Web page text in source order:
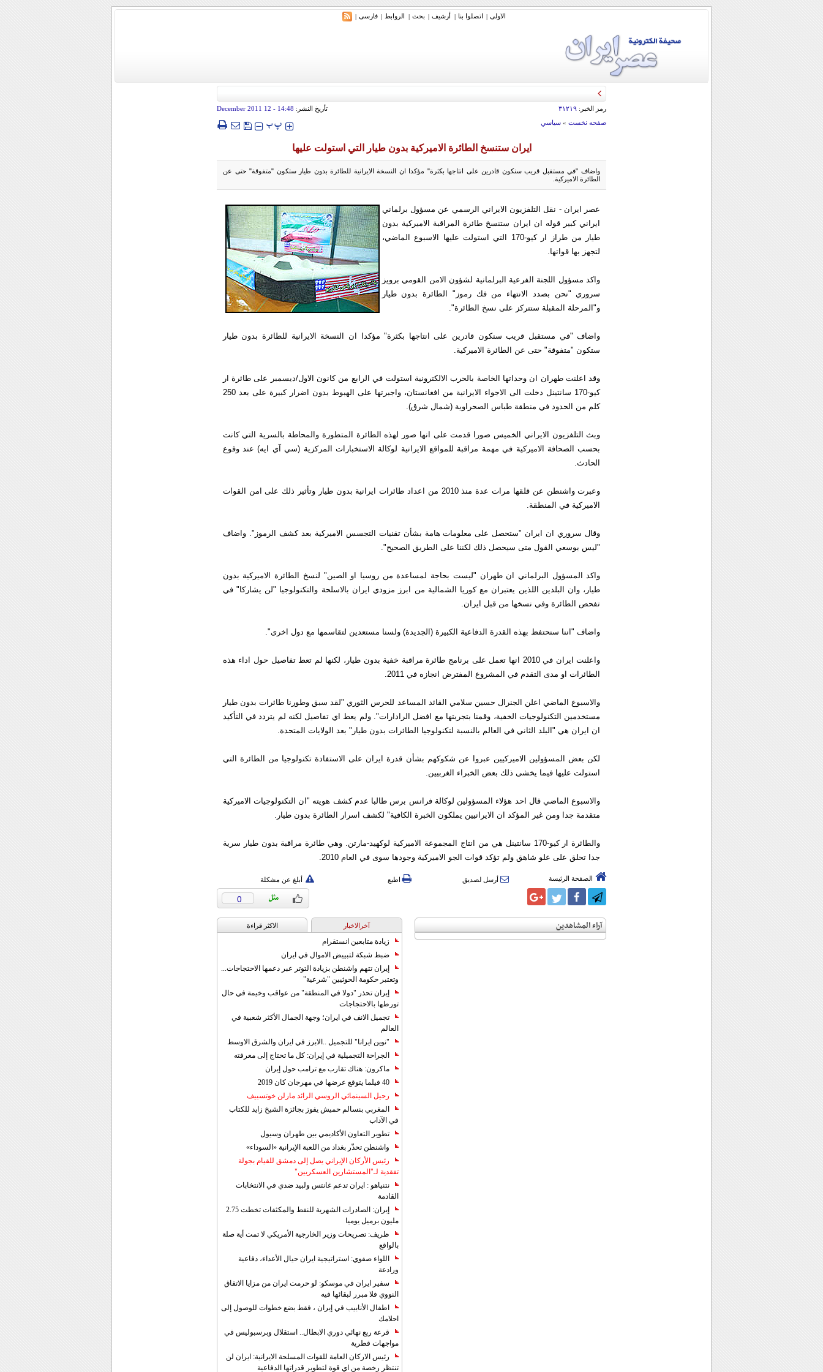
الاولی | اتصلوا بنا | أرشیف | بحث | الروابط | فارسی |
رمز الخبر: ۳۱۲۱۹ تأريخ النشر: 14:48
- 12 December 2011
صفحه نخست» سياسي ‍‍‍ پپ
ايران ستنسخ الطائرة الاميركية بدون طيار التي استولت عليها
واضاف "في مستقبل قريب سنكون قادرين على انتاجها بكثرة" مؤكدا ان النسخة الايرانية للطائرة بدون طيار ستكون "متفوقة" حتى عن
الطائرة الاميركية.
عصر ایران - نقل التلفزيون الايراني الرسمي عن مسؤول برلماني
ايراني كبير قوله ان ايران ستنسخ طائرة المراقبة الاميركية بدون
طيار من طراز ار كيو-170 التي استولت عليها الاسبوع الماضي،
لتجهز بها قواتها.
واكد مسؤول اللجنة الفرعية البرلمانية لشؤون الامن القومي برويز
سروري "نحن بصدد الانتهاء من فك رموز" الطائرة بدون طيار
و"المرحلة المقبلة ستتركز على نسخ الطائرة".
واضاف "في مستقبل قريب سنكون قادرين على انتاجها بكثرة" مؤكدا ان النسخة الايرانية للطائرة بدون طيار
ستكون "متفوقة" حتى عن الطائرة الاميركية.
وقد اعلنت طهران ان وحداتها الخاصة بالحرب الالكترونية استولت في الرابع من كانون الاول/ديسمبر على طائرة ار
كيو-170 سانتينل دخلت الى الاجواء الايرانية من افغانستان، واجبرتها على الهبوط بدون اضرار كبيرة على بعد 250
كلم من الحدود في منطقة طباس الصحراوية (شمال شرق).
وبث التلفزيون الايراني الخميس صورا قدمت على انها صور لهذه الطائرة المتطورة والمحاطة بالسرية التي كانت
بحسب الصحافة الاميركية في مهمة مراقبة للمواقع الايرانية لوكالة الاستخبارات المركزية (سي آي ايه) عند وقوع
الحادث.
وعبرت واشنطن عن قلقها مرات عدة منذ 2010 من اعداد طائرات ايرانية بدون طيار وتأثير ذلك على امن القوات
الاميركية في المنطقة.
وقال سروري ان ايران "ستحصل على معلومات هامة بشأن تقنيات التجسس الاميركية بعد كشف الرموز". واضاف
"ليس بوسعي القول متى سيحصل ذلك لكننا على الطريق الصحيح".
واكد المسؤول البرلماني ان طهران "ليست بحاجة لمساعدة من روسيا او الصين" لنسخ الطائرة الاميركية بدون
طيار، وان البلدين اللذين يعتبران مع كوريا الشمالية من ابرز مزودي ايران بالاسلحة والتكنولوجيا "لن يشاركا" في
تفحص الطائرة وفي نسخها من قبل ايران.
واضاف "اننا سنحتفظ بهذه القدرة الدفاعية الكبيرة (الجديدة) ولسنا مستعدين لتقاسمها مع دول اخرى".
واعلنت ايران في 2010 انها تعمل على برنامج طائرة مراقبة خفية بدون طيار، لكنها لم تعط تفاصيل حول اداء هذه
الطائرات او مدى التقدم في المشروع المفترض انجازه في 2011.
والاسبوع الماضي اعلن الجنرال حسين سلامي القائد المساعد للحرس الثوري "لقد سبق وطورنا طائرات بدون طيار
مستخدمين التكنولوجيات الخفية، وقمنا بتجربتها مع افضل الرادارات". ولم يعط اي تفاصيل لكنه لم يتردد في التأكيد
ان ايران هي "البلد الثاني في العالم بالنسبة لتكنولوجيا الطائرات بدون طيار" بعد الولايات المتحدة.
لكن بعض المسؤولين الاميركيين عبروا عن شكوكهم بشأن قدرة ايران على الاستفادة تكنولوجيا من الطائرة التي
استولت عليها فيما يخشى ذلك بعض الخبراء الغربيين.
والاسبوع الماضي قال احد هؤلاء المسؤولين لوكالة فرانس برس طالبا عدم كشف هويته "ان التكنولوجيات الاميركية
متقدمة جدا ومن غير المؤكد ان الايرانيين يملكون الخبرة الكافية" لكشف اسرار الطائرة بدون طيار.
والطائرة ار كيو-170 سانتينل هي من انتاج المجموعة الاميركية لوكهيد-مارتن. وهي طائرة مراقبة بدون طيار سرية
جدا تحلق على علو شاهق ولم تؤكد قوات الجو الاميركية وجودها سوى في العام 2010.
الصفحة الرئيسة أرسل لصديق اطبع أبلغ عن مشكلة
0
آراء المشاهدين آخرالاخبار الاکثر قراءة
زيادة متابعين انستقرام
ضبط شبكة لتبييض الاموال في ايران
إيران تتهم واشنطن بزيادة التوتر عبر دعمها الاحتجاجات...
وتعتبر حكومة الحوثيين "شرعية"
إيران تحذر "دولا في المنطقة" من عواقب وخيمة في حال
تورطها بالاحتجاجات
تجميل الانف في ايران؛ وجهة الجمال الأكثر شعبية في
العالم
"نوين ايرانا" للتجميل ..الابرز في ايران والشرق الاوسط
الجراحة التجميلية في إيران: كل ما تحتاج إلى معرفته
ماكرون: هناك تقارب مع ترامب حول إيران
40 فيلما يتوقع عرضها في مهرجان كان 2019
رحيل السينمائي الروسي الرائد مارلن خوتسييف
المغربي بنسالم حميش يفوز بجائزة الشيخ زايد للكتاب
في الآداب
تطوير التعاون الأكاديمي بين طهران وسيول
واشنطن تحذّر بغداد من اللعبة الإيرانية «السوداء»
رئيس الأركان الإيراني يصل إلى دمشق للقيام بجولة
تفقدية لـ"المستشارين العسكريين"
نتنياهو : ايران تدعم غانتس ولبيد ضدي في الانتخابات
القادمة
إيران: الصادرات الشهریة للنفط والمكثفات تخطت 2.75
مليون برميل يوميا
ظريف: تصريحات وزير الخارجية الأمريكي لا تمت أية صلة
بالواقع
اللواء صفوي: استراتيجية ايران حيال الأعداء، دفاعية
ورادعة
سفير ايران في موسكو: لو حرمت ايران من مزايا الاتفاق
النووي فلا مبرر لبقائها فيه
اطفال الأنابيب في إيران ، فقط بضع خطوات للوصول إلى
احلامك
قرعة ربع نهائي دوري الابطال.. استقلال وبرسبوليس في
مواجهات قطرية
رئيس الاركان العامة للقوات المسلحة الايرانية: ايران لن
تنتظر رخصة من اي قوة لتطوير قدراتها الدفاعية